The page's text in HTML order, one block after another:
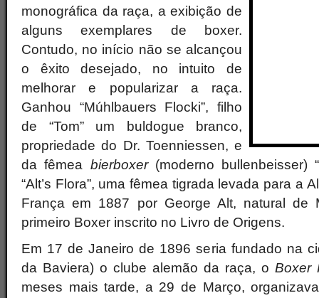
monográfica da raça, a exibição de
alguns exemplares de boxer.
Contudo, no início não se alcançou
o êxito desejado, no intuito de
melhorar e popularizar a raça.
Ganhou “Múhlbauers Flocki”, filho
de “Tom” um buldogue branco,
propriedade do Dr. Toenniessen, e
da fêmea bierboxer(moderno bullenbeisser)
“Alt’s Flora”, uma fêmea tigrada levada para a
França em 1887 por George Alt, natural de
primeiro Boxer inscrito no Livro de Origens.
Em 17 de Janeiro de 1896 seria fundado na
da Baviera) o clube alemão da raça, o Boxer
meses mais tarde, a 29 de Março,